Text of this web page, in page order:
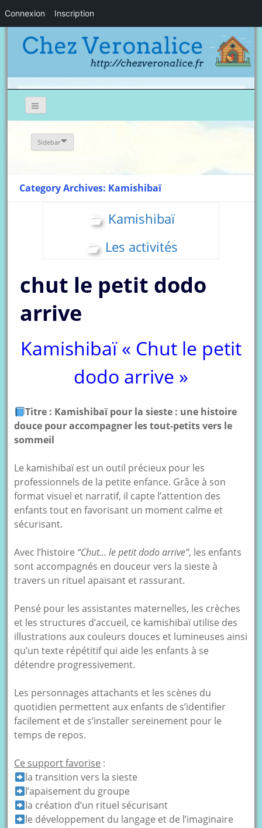
Sidebar
Category Archives: Kamishibaï
Kamishibaï
Les activités
chut le petit dodo
arrive
Kamishibaï « Chut le petit
dodo arrive »
Titre : Kamishibaï pour la sieste : une histoire
douce pour accompagner les tout-petits vers le
sommeil
Le kamishibaï est un outil précieux pour les
professionnels de la petite enfance. Grâce à son
format visuel et narratif, il capte l’attention des
enfants tout en favorisant un moment calme et
sécurisant.
Avec l’histoire “Chut… le petit dodo arrive”, les enfants
sont accompagnés en douceur vers la sieste à
travers un rituel apaisant et rassurant.
Pensé pour les assistantes maternelles, les crèches
et les structures d’accueil, ce kamishibaï utilise des
illustrations aux couleurs douces et lumineuses ainsi
qu’un texte répétitif qui aide les enfants à se
détendre progressivement.
Les personnages attachants et les scènes du
quotidien permettent aux enfants de s’identifier
facilement et de s’installer sereinement pour le
temps de repos.
Ce support favorise :
la transition vers la sieste
l’apaisement du groupe
la création d’un rituel sécurisant
le développement du langage et de l’imaginaire
Connexion Inscription